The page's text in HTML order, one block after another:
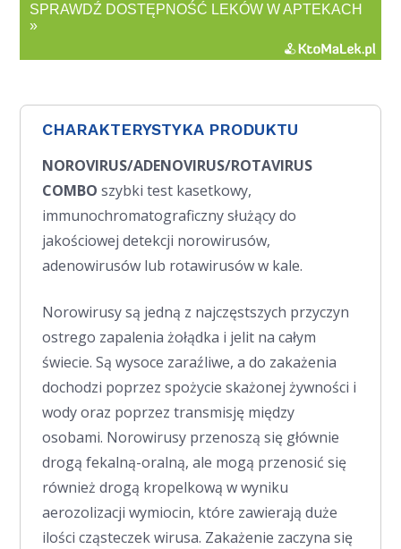
SPRAWDŹ DOSTĘPNOŚĆ LEKÓW W APTEKACH
»
CHARAKTERYSTYKA PRODUKTU
NOROVIRUS/ADENOVIRUS/ROTAVIRUS
COMBOszybki test kasetkowy,
immunochromatograficzny służący do
jakościowej detekcji norowirusów,
adenowirusów lub rotawirusów w kale.
Norowirusy są jedną z najczęstszych przyczyn
ostrego zapalenia żołądka i jelit na całym
świecie. Są wysoce zaraźliwe, a do zakażenia
dochodzi poprzez spożycie skażonej żywności i
wody oraz poprzez transmisję między
osobami. Norowirusy przenoszą się głównie
drogą fekalną-oralną, ale mogą przenosić się
również drogą kropelkową w wyniku
aerozolizacji wymiocin, które zawierają duże
ilości cząsteczek wirusa. Zakażenie zaczyna się